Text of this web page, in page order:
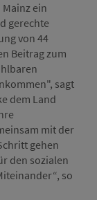
ein
gerechte
von 44
Beitrag zum
sagt
dem Land
mit der
gehen
den sozialen
so